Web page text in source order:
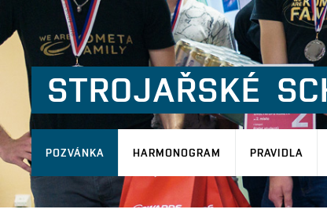
STROJAŘSKÉ
POZVÁNKA HARMONOGRAM PRAVIDLA